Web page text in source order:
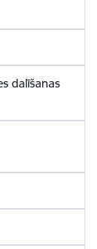
dalīšanas